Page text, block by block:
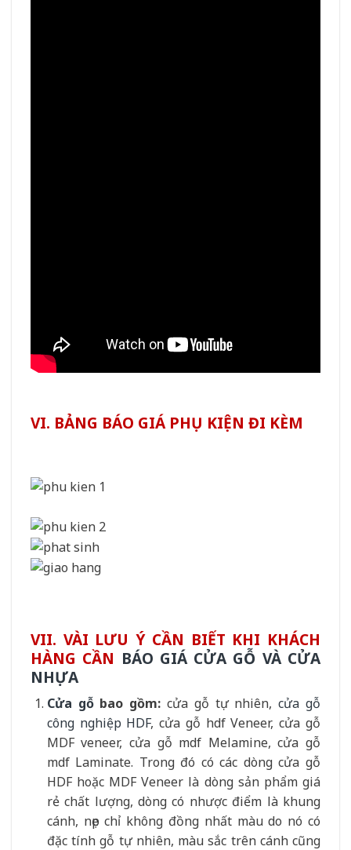
VI. BẢNG BÁO GIÁ PHỤ KIỆN ĐI KÈM
VII. VÀI LƯU Ý CẦN BIẾT KHI KHÁCH
HÀNG CẦN BÁO GIÁ CỬA GỖ VÀ CỬA
NHỰA
Cửa gỗbao gồm: cửa gỗ tự nhiên,cửa gỗ
công nghiệp HDF, cửa gỗ hdf Veneer, cửa gỗ
MDF veneer, cửa gỗ mdf Melamine, cửa gỗ
mdf Laminate. Trong đó có các dòng cửa gỗ
HDF hoặc MDF Veneer là dòng sản phẩm giá
rẻ chất lượng, dòng có nhược điểm là khung
cánh, nẹp chỉ không đồng nhất màu do nó có
đặc tính gỗ tự nhiên, màu sắc trên cánh cũng